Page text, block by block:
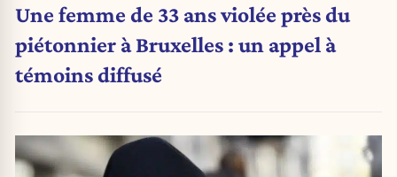
Une femme de 33 ans violée près du
piétonnier à Bruxelles : un appel à
témoins diffusé